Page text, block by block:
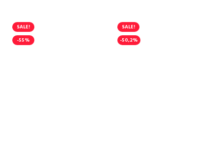
SALE!
-55%
SALE!
-50,2%